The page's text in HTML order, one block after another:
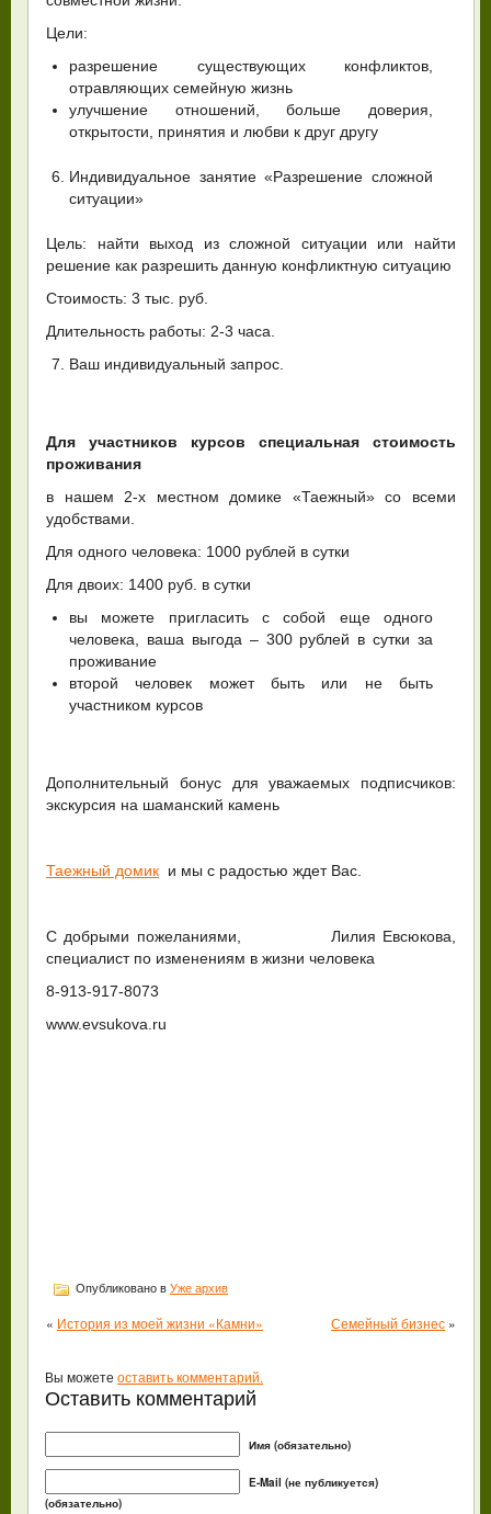
Цели:
разрешение существующих конфликтов,
отравляющих семейную жизнь
улучшение отношений, больше доверия,
открытости, принятия и любви к друг другу
Индивидуальное занятие «Разрешение сложной
ситуации»
Цель: найти выход из сложной ситуации или найти
решение как разрешить данную конфликтную ситуацию
Стоимость: 3 тыс. руб.
Длительность работы: 2-3 часа.
Ваш индивидуальный запрос.
Для участников курсов специальная стоимость
проживания
в нашем 2-х местном домике «Таежный» со всеми
удобствами.
Для одного человека: 1000 рублей в сутки
Для двоих: 1400 руб. в сутки
вы можете пригласить с собой еще одного
человека, ваша выгода – 300 рублей в сутки за
проживание
второй человек может быть или не быть
участником курсов
Дополнительный бонус для уважаемых подписчиков:
экскурсия на шаманский камень
Таежный домик и мы с радостью ждет Вас.
С добрыми пожеланиями, Лилия Евсюкова,
специалист по изменениям в жизни человека
8-913-917-8073
www.evsukova.ru
Опубликовано в Уже архив
« История из моей жизни «Камни» Семейный бизнес »
Вы можете оставить комментарий.
Оставить комментарий
Имя (обязательно)
E-Mail (не публикуется)
(обязательно)